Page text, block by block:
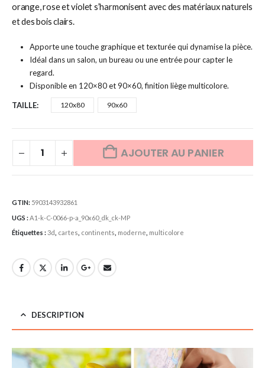
orange, rose et violet s’harmonisent avec des matériaux naturels
et des bois clairs.
Apporte une touche graphique et texturée qui dynamise la pièce.
Idéal dans un salon, un bureau ou une entrée pour capter le
regard.
Disponible en 120×80 et 90×60, finition liège multicolore.
TAILLE 120x80 90x60
AJOUTER AU PANIER
GTIN: 5903143932861
UGS : A1-k-C-0066-p-a_90x60_dk_ck-MP
Étiquettes :3d cartes continents moderne multicolore
DESCRIPTION